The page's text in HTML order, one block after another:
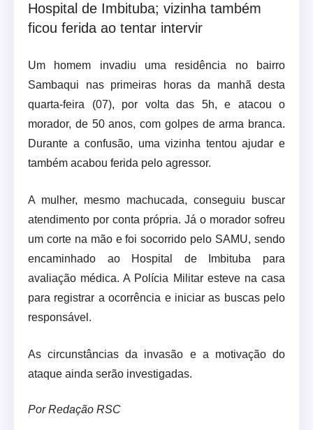
Hospital de Imbituba; vizinha também
ficou ferida ao tentar intervir
Um homem invadiu uma residência no bairro
Sambaqui nas primeiras horas da manhã desta
quarta-feira (07), por volta das 5h, e atacou o
morador, de 50 anos, com golpes de arma branca.
Durante a confusão, uma vizinha tentou ajudar e
também acabou ferida pelo agressor.
A mulher, mesmo machucada, conseguiu buscar
atendimento por conta própria. Já o morador sofreu
um corte na mão e foi socorrido pelo SAMU, sendo
encaminhado ao Hospital de Imbituba para
avaliação médica. A Polícia Militar esteve na casa
para registrar a ocorrência e iniciar as buscas pelo
responsável.
As circunstâncias da invasão e a motivação do
ataque ainda serão investigadas.
Por Redação RSC